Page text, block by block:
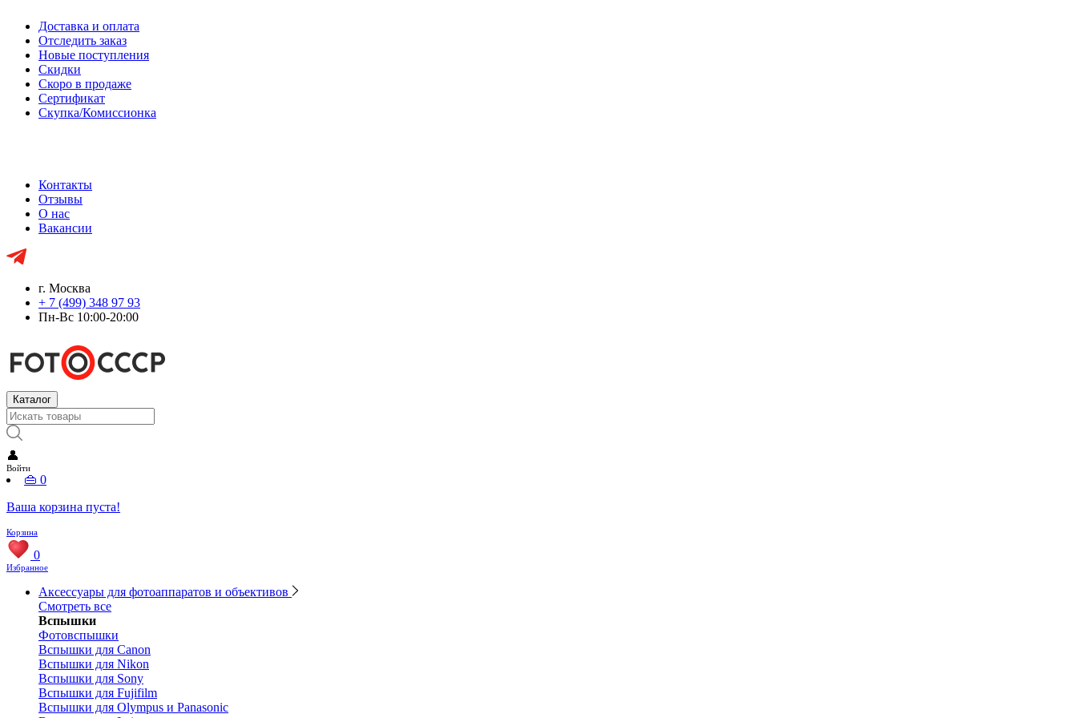
Доставка и оплата
Отследить заказ
Новые поступления
Скидки
Скоро в продаже
Сертификат
Скупка/Комиссионка
Контакты
Отзывы
О нас
Вакансии
г. Москва
+ 7 (499) 348 97 93
Пн-Вс 10:00-20:00
Каталог
👤
Войти
👜 0
Ваша корзина пуста!
Корзина
0
Избранное
Аксессуары для фотоаппаратов и объективов
Смотреть все
Вспышки
Фотовспышки
Вспышки для Canon
Вспышки для Nikon
Вспышки для Sony
Вспышки для Fujifilm
Вспышки для Olympus и Panasonic